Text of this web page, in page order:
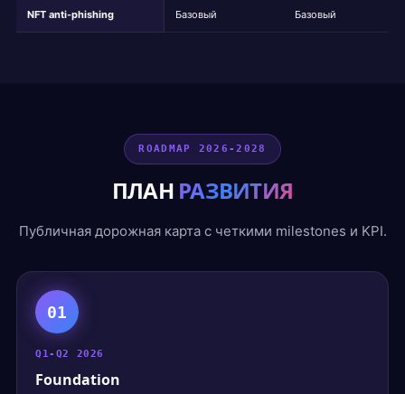
NFT anti-phishing Базовый Базовый
ROADMAP 2026-2028
ПЛАН РАЗВИТИЯ
Публичная дорожная карта с четкими milestones и KPI.
01
Q1-Q2 2026
Foundation